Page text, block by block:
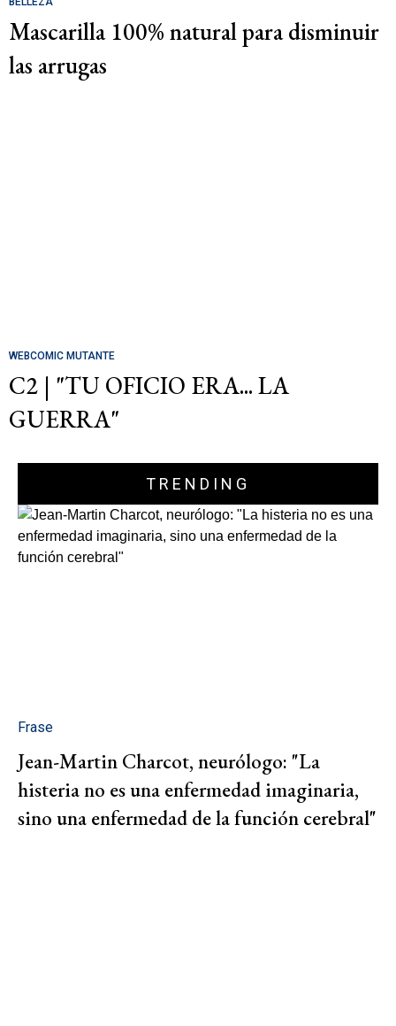
Mascarilla 100% natural para disminuir
las arrugas
WEBCOMIC MUTANTE
C2 | "TU OFICIO ERA... LA
GUERRA"
TRENDING
Frase
Jean-Martin Charcot, neurólogo: "La
histeria no es una enfermedad imaginaria,
sino una enfermedad de la función cerebral"